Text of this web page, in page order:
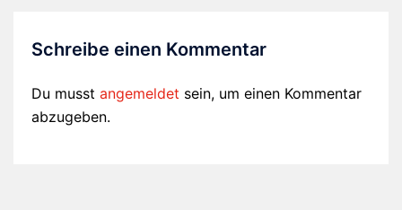
Schreibe einen Kommentar
Du musst angemeldet sein, um einen Kommentar
abzugeben.